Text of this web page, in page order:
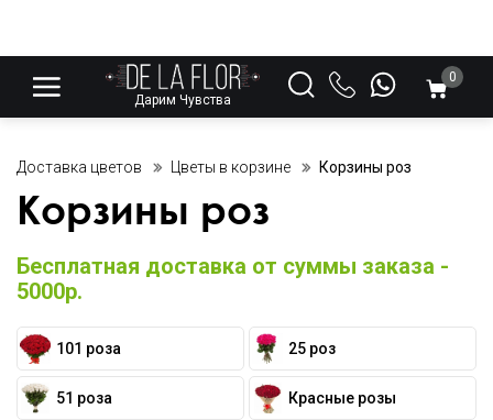
Дарим Чувства
0
Доставка цветов Цветы в корзине Корзины роз
Корзины роз
Бесплатная доставка от суммы заказа -
5000р.
101 роза 25 роз
51 роза Красные розы